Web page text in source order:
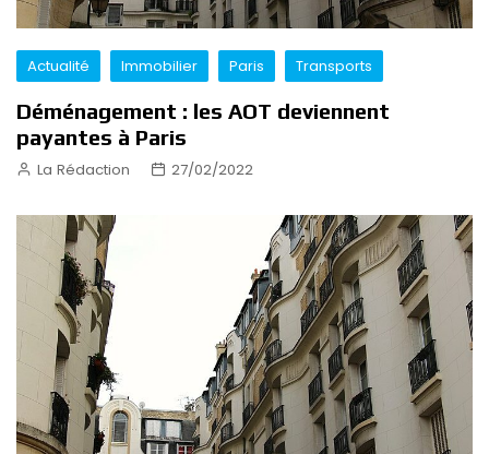
Actualité Immobilier Paris Transports
Déménagement : les AOT deviennent
payantes à Paris
La Rédaction 27/02/2022